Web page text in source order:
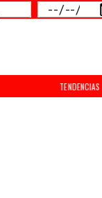
TENDENCIAS